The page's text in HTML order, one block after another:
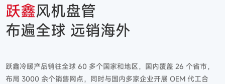
跃鑫风机盘管
布遍全球 远销海外
跃鑫冷暖产品销往全球 60 多个国家和地区，国内覆盖 26 个省市，
布局 3000 余个销售网点，同时与国内多家企业开展 OEM 代工合